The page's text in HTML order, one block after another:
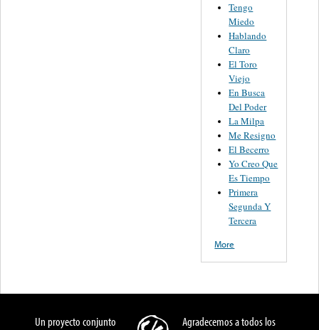
Tengo
Miedo
Hablando
Claro
El Toro
Viejo
En Busca
Del Poder
La Milpa
Me Resigno
El Becerro
Yo Creo Que
Es Tiempo
Primera
Segunda Y
Tercera
More
Un proyecto conjunto
Agradecemos a todos los